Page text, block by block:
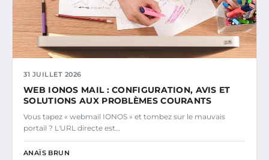
31 JUILLET 2026
WEB IONOS MAIL : CONFIGURATION, AVIS ET
SOLUTIONS AUX PROBLÈMES COURANTS
Vous tapez « webmail IONOS » et tombez sur le mauvais
portail ? L'URL directe est…
ANAÏS BRUN